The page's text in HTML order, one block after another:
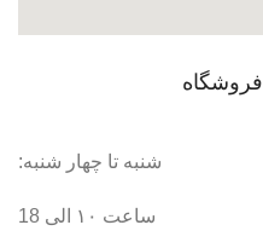
شنبه تا چهار شنبه:
ساعت ۱۰ الی 18